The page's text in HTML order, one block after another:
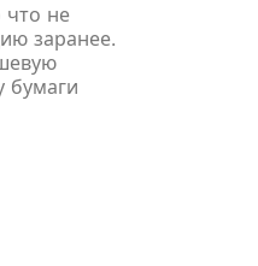
что не
заранее.
бумаги